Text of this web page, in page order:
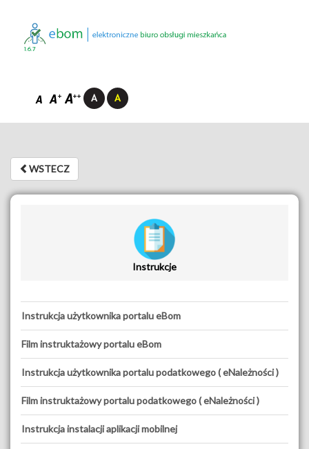
1.6.7
WSTECZWSTECZ
Instrukcje
Instrukcja użytkownika portalu eBom
Film instruktażowy portalu eBom
Instrukcja użytkownika portalu podatkowego ( eNależności )
Film instruktażowy portalu podatkowego ( eNależności )
Instrukcja instalacji aplikacji mobilnej